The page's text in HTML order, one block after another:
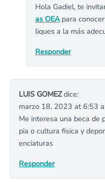
Hola Gadiel, te
as OEApara
liques a la más
Responder
LUIS GOMEZdice:
marzo 18, 2023 at 6:53
Me interesa una beca de
pia o cultura fisica y
enciaturas
Responder